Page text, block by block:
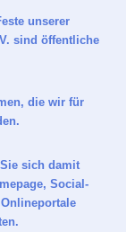
unserer
sind öffentliche
die wir für
sich damit
Social-